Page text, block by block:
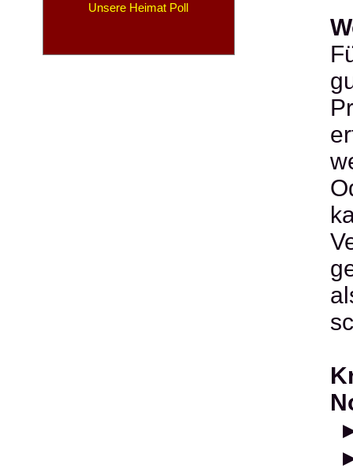
Unsere Heimat Poll